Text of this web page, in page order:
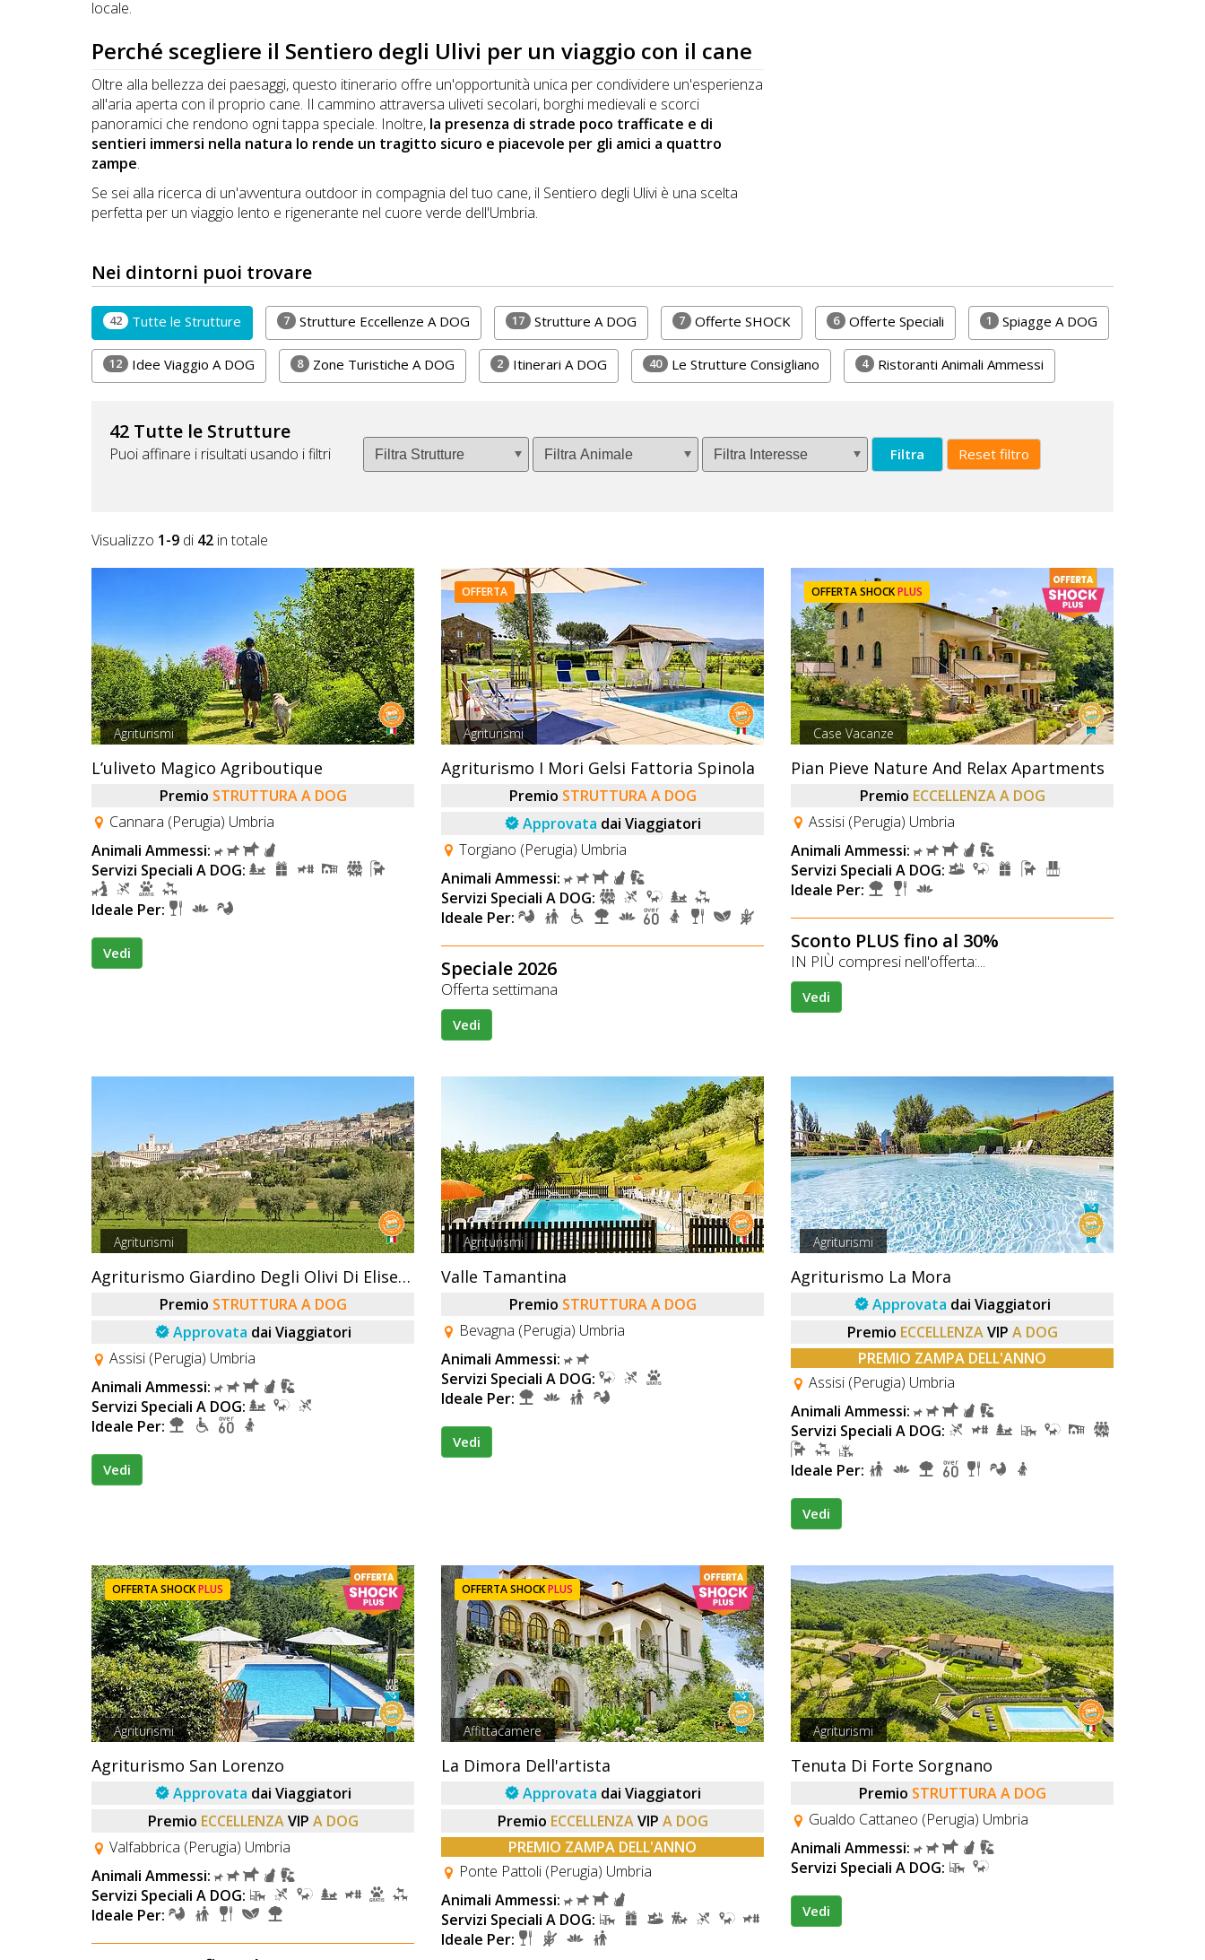
locale.
Perché scegliere il Sentiero degli Ulivi per un viaggio con il cane
Oltre alla bellezza dei paesaggi, questo itinerario offre un'opportunità unica per condividere un'esperienza
all'aria aperta con il proprio cane. Il cammino attraversa uliveti secolari, borghi medievali e scorci
panoramici che rendono ogni tappa speciale. Inoltre, la presenza di strade poco trafficate e di
sentieri immersi nella natura lo rende un tragitto sicuro e piacevole per gli amici a quattro
zampe.
Se sei alla ricerca di un'avventura outdoor in compagnia del tuo cane, il Sentiero degli Ulivi è una scelta
perfetta per un viaggio lento e rigenerante nel cuore verde dell'Umbria.
Nei dintorni puoi trovare
42 Tutte le Strutture 7 Strutture Eccellenze A DOG 17 Strutture A DOG 7 Offerte SHOCK 6 Offerte Speciali 1 Spiagge A DOG
12 Idee Viaggio A DOG 8 Zone Turistiche A DOG 2 Itinerari A DOG 40 Le Strutture Consigliano 4 Ristoranti Animali Ammessi
42 Tutte le Strutture
Puoi affinare i risultati usando i filtri Filtra Reset filtro
Visualizzo 1-9 di 42 in totale
Agriturismi
L’uliveto Magico Agriboutique
Premio STRUTTURA A DOG
Cannara (Perugia) Umbria
Animali Ammessi:
Servizi Speciali A DOG:
Ideale Per:
Vedi
OFFERTA
Agriturismi
Agriturismo I Mori Gelsi Fattoria Spinola
Premio STRUTTURA A DOG
Approvata dai Viaggiatori
Torgiano (Perugia) Umbria
Animali Ammessi:
Servizi Speciali A DOG:
Ideale Per:
Speciale 2026
Offerta settimana
Vedi
OFFERTA SHOCKPLUS
Case Vacanze
Pian Pieve Nature And Relax Apartments
Premio ECCELLENZA A DOG
Assisi (Perugia) Umbria
Animali Ammessi:
Servizi Speciali A DOG:
Ideale Per:
Sconto PLUS fino al 30%
IN PIÙ compresi nell'offerta:...
Vedi
Agriturismi
Agriturismo Giardino Degli Olivi Di Elisei Claudio
Premio STRUTTURA A DOG
Approvata dai Viaggiatori
Assisi (Perugia) Umbria
Animali Ammessi:
Servizi Speciali A DOG:
Ideale Per:
Vedi
Agriturismi
Valle Tamantina
Premio STRUTTURA A DOG
Bevagna (Perugia) Umbria
Animali Ammessi:
Servizi Speciali A DOG:
Ideale Per:
Vedi
Agriturismi
Agriturismo La Mora
Approvata dai Viaggiatori
Premio ECCELLENZA VIP A DOG
PREMIO ZAMPA DELL'ANNO
Assisi (Perugia) Umbria
Animali Ammessi:
Servizi Speciali A DOG:
Ideale Per:
Vedi
OFFERTA SHOCKPLUS
Agriturismi
Agriturismo San Lorenzo
Approvata dai Viaggiatori
Premio ECCELLENZA VIP A DOG
Valfabbrica (Perugia) Umbria
Animali Ammessi:
Servizi Speciali A DOG:
Ideale Per:
OFFERTA SHOCKPLUS
Affittacamere
La Dimora Dell'artista
Approvata dai Viaggiatori
Premio ECCELLENZA VIP A DOG
PREMIO ZAMPA DELL'ANNO
Ponte Pattoli (Perugia) Umbria
Animali Ammessi:
Servizi Speciali A DOG:
Ideale Per:
Agriturismi
Tenuta Di Forte Sorgnano
Premio STRUTTURA A DOG
Gualdo Cattaneo (Perugia) Umbria
Animali Ammessi:
Servizi Speciali A DOG:
Vedi